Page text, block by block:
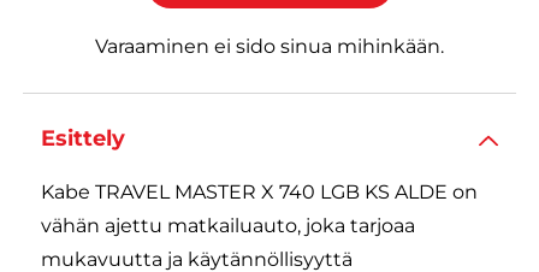
Varaaminen ei sido sinua mihinkään.
Esittely
Kabe TRAVEL MASTER X 740 LGB KS ALDE on
vähän ajettu matkailuauto, joka tarjoaa
mukavuutta ja käytännöllisyyttä